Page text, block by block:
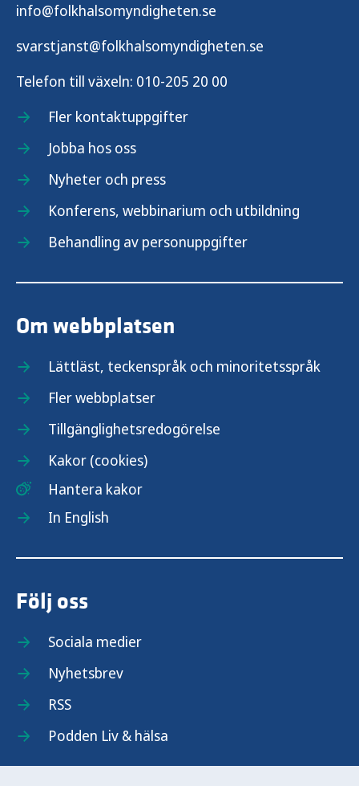
info@folkhalsomyndigheten.se
svarstjanst@folkhalsomyndigheten.se
Telefon till växeln: 010-205 20 00
Fler kontaktuppgifter
Jobba hos oss
Nyheter och press
Konferens, webbinarium och utbildning
Behandling av personuppgifter
Om webbplatsen
Lättläst, teckenspråk och minoritetsspråk
Fler webbplatser
Tillgänglighetsredogörelse
Kakor (cookies)
Hantera kakor
In English
Följ oss
Sociala medier
Nyhetsbrev
RSS
Podden Liv & hälsa